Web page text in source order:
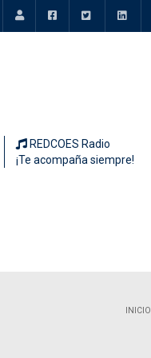
REDCOES Radio
¡Te acompaña siempre!
INICIO